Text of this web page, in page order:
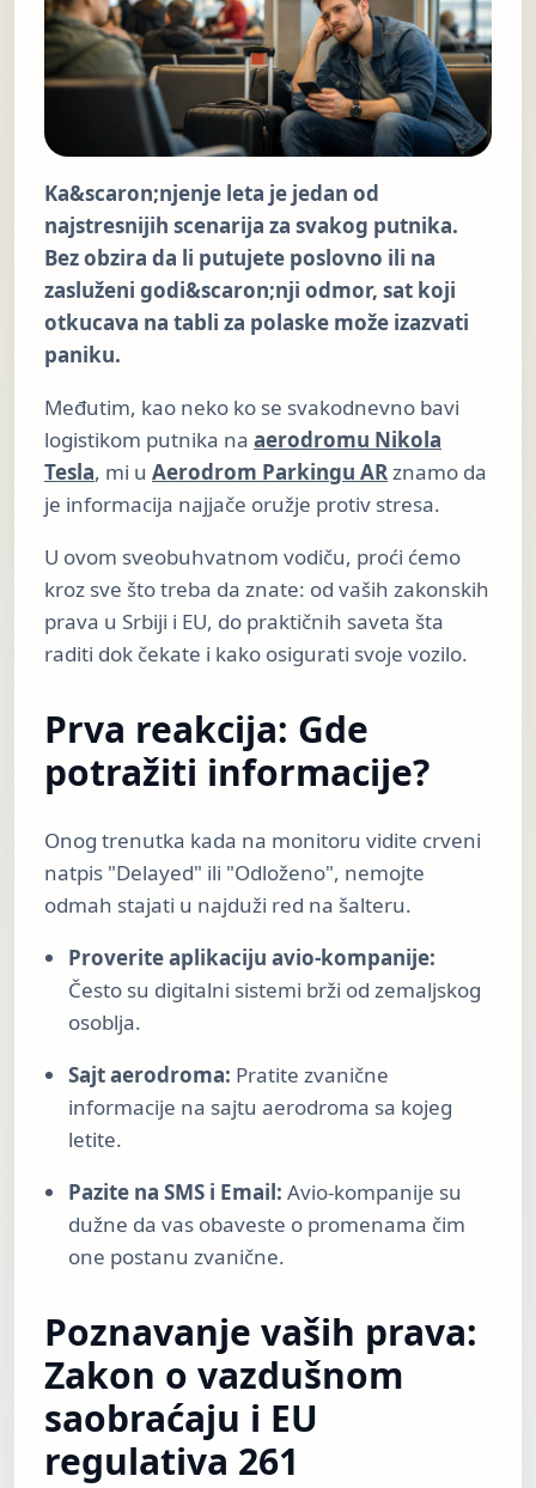
Ka&scaron;njenje leta je jedan od
najstresnijih scenarija za svakog putnika.
Bez obzira da li putujete poslovno ili na
zasluženi godi&scaron;nji odmor, sat koji
otkucava na tabli za polaske može izazvati
paniku.
Međutim, kao neko ko se svakodnevno bavi
logistikom putnika na aerodromu Nikola
Tesla, mi u Aerodrom Parkingu ARznamo da
je informacija najjače oružje protiv stresa.
U ovom sveobuhvatnom vodiču, proći ćemo
kroz sve što treba da znate: od vaših zakonskih
prava u Srbiji i EU, do praktičnih saveta šta
raditi dok čekate i kako osigurati svoje vozilo.
Prva reakcija: Gde
potražiti informacije?
Onog trenutka kada na monitoru vidite crveni
natpis "Delayed" ili "Odloženo", nemojte
odmah stajati u najduži red na šalteru.
Proverite aplikaciju avio-kompanije:
Često su digitalni sistemi brži od zemaljskog
osoblja.
Sajt aerodroma: Pratite zvanične
informacije na sajtu aerodroma sa kojeg
letite.
Pazite na SMS i Email: Avio-kompanije su
dužne da vas obaveste o promenama čim
one postanu zvanične.
Poznavanje vaših prava:
Zakon o vazdušnom
saobraćaju i EU
regulativa 261